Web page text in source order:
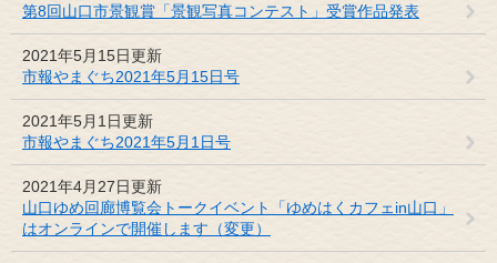
第8回山口市景観賞「景観写真コンテスト」受賞作品発表
2021年5月15日更新
市報やまぐち2021年5月15日号
2021年5月1日更新
市報やまぐち2021年5月1日号
2021年4月27日更新
山口ゆめ回廊博覧会トークイベント「ゆめはくカフェin山口」
はオンラインで開催します（変更）